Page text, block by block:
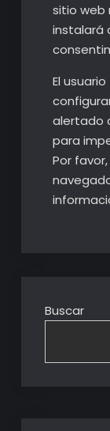
sitio web
instalará
El
alertado
para
Por
Buscar